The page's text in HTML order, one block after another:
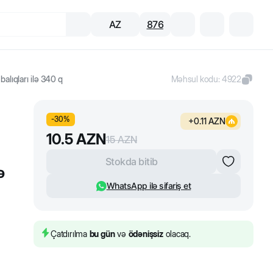
AZ 876
ilə 340 q Məhsul kodu:4922
-30% +0.11AZN
10.5AZN15 AZN
Stokda bitib
WhatsApp ilə sifariş et
Çatdırılma bu günvə ödənişsizolacaq.